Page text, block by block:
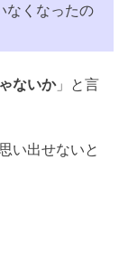
なくなったの
ないか」と言
い出せないと